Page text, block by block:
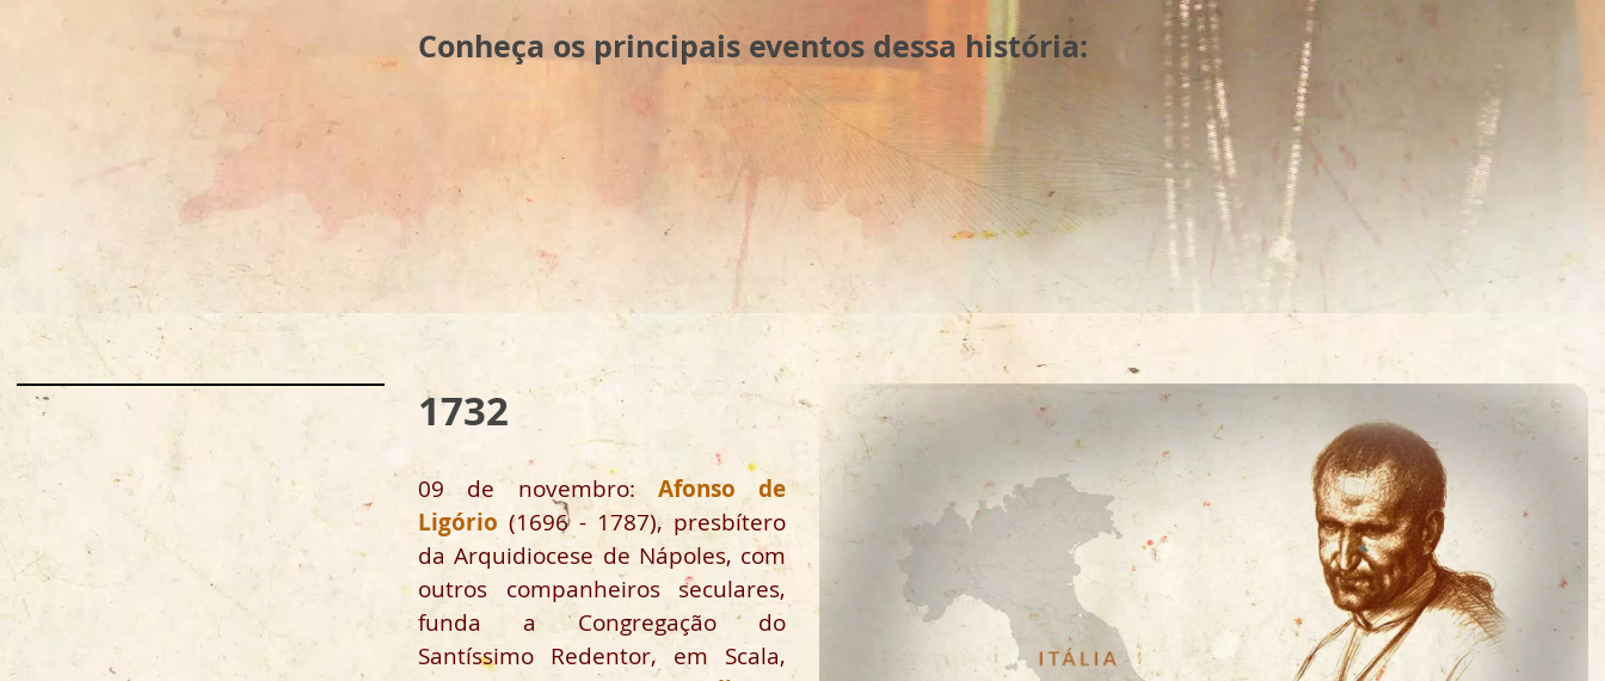
Conheça os principais eventos dessa história:
1732
09 de novembro: Afonso de
Ligório (1696 - 1787), presbítero
da Arquidiocese de Nápoles, com
outros companheiros seculares,
funda a Congregação do
Santíssimo Redentor, em Scala,